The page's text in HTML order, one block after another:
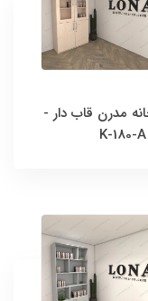
مدرن قاب دار -